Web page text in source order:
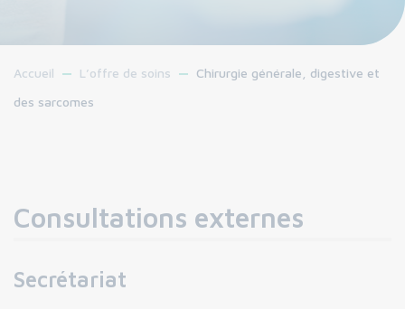
Accueil L’offre de soins
Chirurgie générale, digestive et
des sarcomes
Consultations externes
Secrétariat